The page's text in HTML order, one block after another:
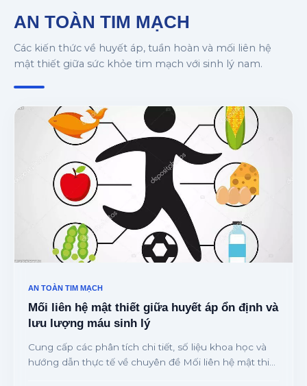
AN TOÀN TIM MẠCH
Các kiến thức về huyết áp, tuần hoàn và mối liên hệ
mật thiết giữa sức khỏe tim mạch với sinh lý nam.
AN TOÀN TIM MẠCH
Mối liên hệ mật thiết giữa huyết áp ổn định và
lưu lượng máu sinh lý
Cung cấp các phân tích chi tiết, số liệu khoa học và
hướng dẫn thực tế về chuyên đề Mối liên hệ mật thiết